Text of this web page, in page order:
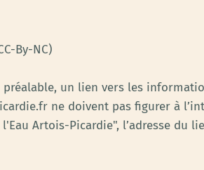
By-NC)
un lien vers les
ne doivent pas figurer à
Artois-Picardie", l’adresse du